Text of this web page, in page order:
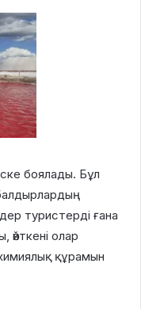
боялады. Бұл
туристерді ғана
олар
құрамын